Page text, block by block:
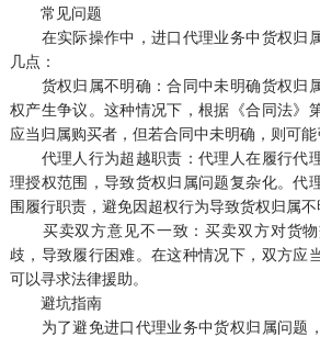
常见问题
在实际操作中，进口代理业务中货权归
几点：
货权归属不明确：合同中未明确货权归
权产生争议。这种情况下，根据《合同法》
应当归属购买者，但若合同中未明确，则可能
代理人行为超越职责：代理人在履行代
理授权范围，导致货权归属问题复杂化。代
围履行职责，避免因超权行为导致货权归属不
买卖双方意见不一致：买卖双方对货物
歧，导致履行困难。在这种情况下，双方应
可以寻求法律援助。
避坑指南
为了避免进口代理业务中货权归属问题